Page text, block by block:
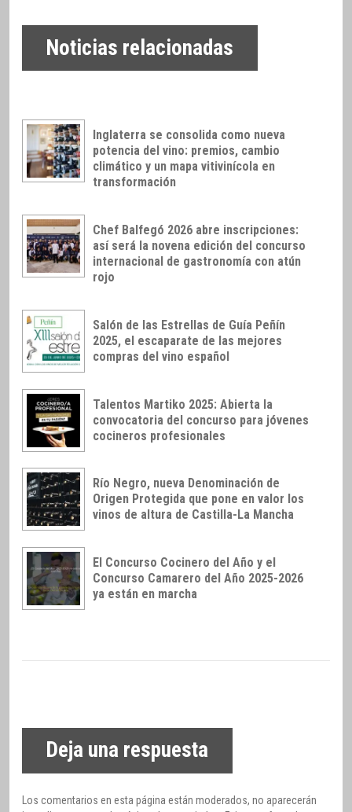
Noticias relacionadas
Inglaterra se consolida como nueva
potencia del vino: premios, cambio
climático y un mapa vitivinícola en
transformación
Chef Balfegó 2026 abre inscripciones:
así será la novena edición del concurso
internacional de gastronomía con atún
rojo
Salón de las Estrellas de Guía Peñín
2025, el escaparate de las mejores
compras del vino español
Talentos Martiko 2025: Abierta la
convocatoria del concurso para jóvenes
cocineros profesionales
Río Negro, nueva Denominación de
Origen Protegida que pone en valor los
vinos de altura de Castilla-La Mancha
El Concurso Cocinero del Año y el
Concurso Camarero del Año 2025-2026
ya están en marcha
Deja una respuesta
Los comentarios en esta página están moderados, no aparecerán